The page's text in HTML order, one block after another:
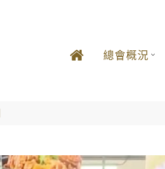
總會概況